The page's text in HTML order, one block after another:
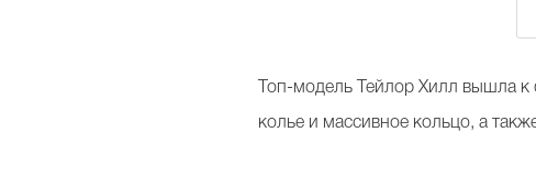
Топ-модель Тейлор Хилл вышла
колье и массивное кольцо, а